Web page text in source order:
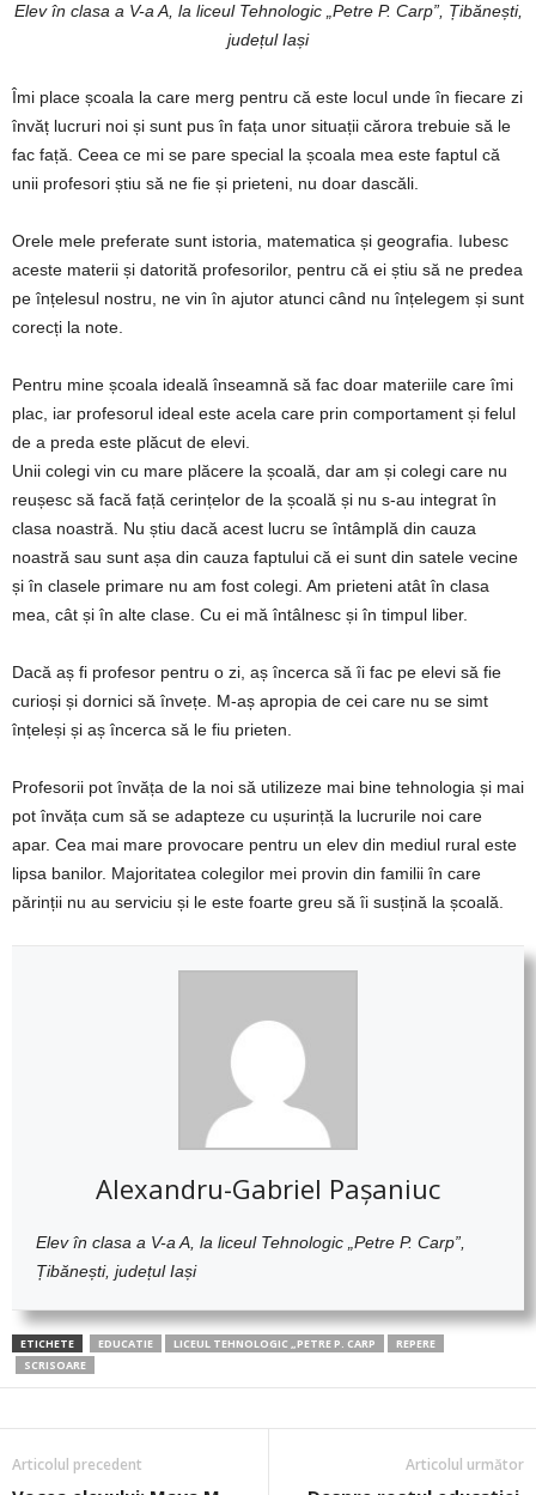
Elev în clasa a V-a A, la liceul Tehnologic „Petre P. Carp”, Țibănești,
județul Iași
Îmi place școala la care merg pentru că este locul unde în fiecare zi
învăț lucruri noi și sunt pus în fața unor situații cărora trebuie să le
fac față. Ceea ce mi se pare special la școala mea este faptul că
unii profesori știu să ne fie și prieteni, nu doar dascăli.
Orele mele preferate sunt istoria, matematica și geografia. Iubesc
aceste materii și datorită profesorilor, pentru că ei știu să ne predea
pe înțelesul nostru, ne vin în ajutor atunci când nu înțelegem și sunt
corecți la note.
Pentru mine școala ideală înseamnă să fac doar materiile care îmi
plac, iar profesorul ideal este acela care prin comportament și felul
de a preda este plăcut de elevi.
Unii colegi vin cu mare plăcere la școală, dar am și colegi care nu
reușesc să facă față cerințelor de la școală și nu s-au integrat în
clasa noastră. Nu știu dacă acest lucru se întâmplă din cauza
noastră sau sunt așa din cauza faptului că ei sunt din satele vecine
și în clasele primare nu am fost colegi. Am prieteni atât în clasa
mea, cât și în alte clase. Cu ei mă întâlnesc și în timpul liber.
Dacă aș fi profesor pentru o zi, aș încerca să îi fac pe elevi să fie
curioși și dornici să învețe. M-aș apropia de cei care nu se simt
înțeleși și aș încerca să le fiu prieten.
Profesorii pot învăța de la noi să utilizeze mai bine tehnologia și mai
pot învăța cum să se adapteze cu ușurință la lucrurile noi care
apar. Cea mai mare provocare pentru un elev din mediul rural este
lipsa banilor. Majoritatea colegilor mei provin din familii în care
părinții nu au serviciu și le este foarte greu să îi susțină la școală.
Alexandru-Gabriel Pașaniuc
Elev în clasa a V-a A, la liceul Tehnologic „Petre P. Carp”,
Țibănești, județul Iași
ETICHETE EDUCATIE LICEUL TEHNOLOGIC „PETRE P. CARP
REPERE
SCRISOARE
Articolul precedent Articolul următor